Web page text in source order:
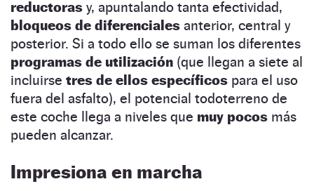
reductoras y, apuntalando tanta efectividad,
bloqueos de diferenciales anterior, central y
posterior. Si a todo ello se suman los diferentes
programas de utilización (que llegan a siete al
incluirse tres de ellos específicos para el uso
fuera del asfalto), el potencial todoterreno de
este coche llega a niveles que muy pocos más
pueden alcanzar.
Impresiona en marcha